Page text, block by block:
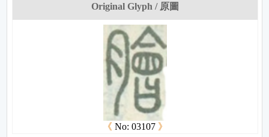
Original Glyph / 原圖
《 No: 03107 》